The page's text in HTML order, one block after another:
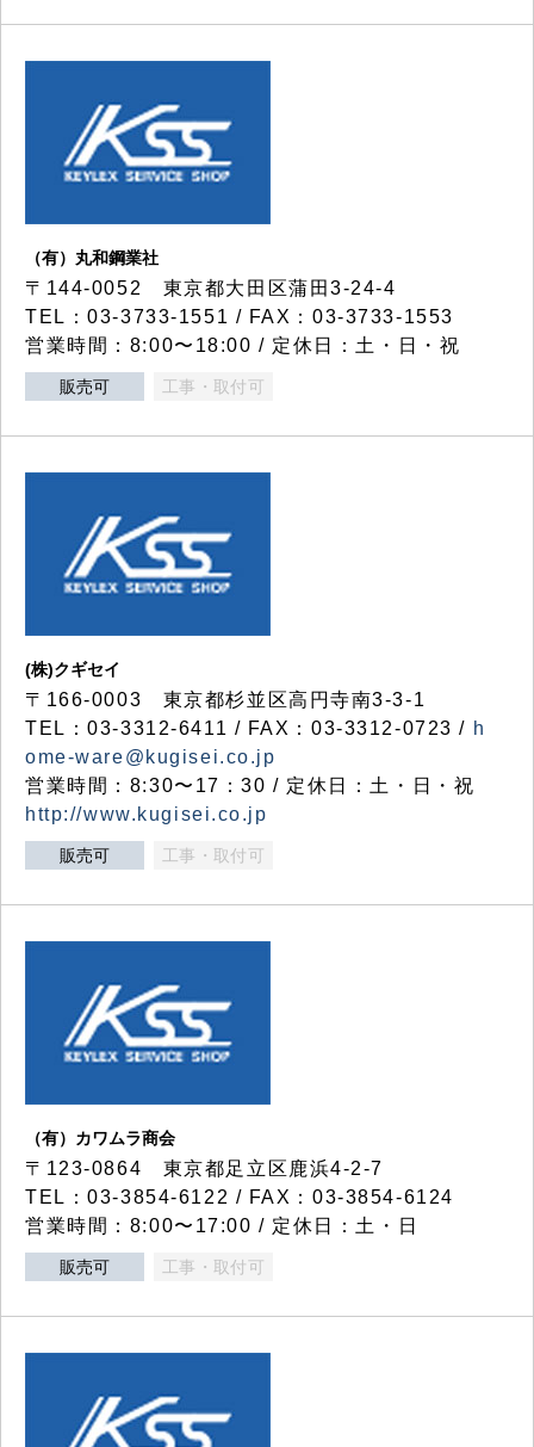
（有）丸和鋼業社
〒144-0052 東京都大田区蒲田3-24-4
TEL：03-3733-1551 / FAX：03-3733-1553
営業時間：8:00〜18:00 / 定休日：土・日・祝
販売可 工事・取付可
(株)クギセイ
〒166-0003 東京都杉並区高円寺南3-3-1
TEL：03-3312-6411 / FAX：03-3312-0723 / h
ome-ware@kugisei.co.jp
営業時間：8:30〜17：30 / 定休日：土・日・祝
http://www.kugisei.co.jp
販売可 工事・取付可
（有）カワムラ商会
〒123-0864 東京都足立区鹿浜4-2-7
TEL：03-3854-6122 / FAX：03-3854-6124
営業時間：8:00〜17:00 / 定休日：土・日
販売可 工事・取付可